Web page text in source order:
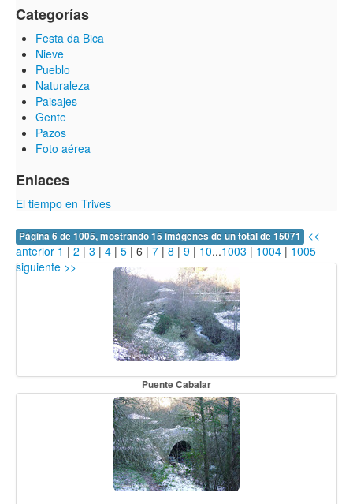
Categorías
Festa da Bica
Nieve
Pueblo
Naturaleza
Paisajes
Gente
Pazos
Foto aérea
Enlaces
El tiempo en Trives
Página 6 de 1005, mostrando 15 imágenes de un total de 15071
<<
anterior 1 | 2 | 3 | 4 | 5 | 6 | 7 | 8 | 9 | 10...1003 | 1004 | 1005
siguiente >>
Puente Cabalar